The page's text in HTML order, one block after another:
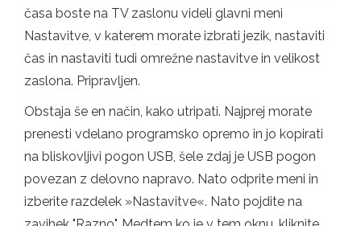
časa boste na TV zaslonu videli glavni meni
Nastavitve, v katerem morate izbrati jezik, nastaviti
čas in nastaviti tudi omrežne nastavitve in velikost
zaslona. Pripravljen.
Obstaja še en način, kako utripati. Najprej morate
prenesti vdelano programsko opremo in jo kopirati
na bliskovljivi pogon USB, šele zdaj je USB pogon
povezan z delovno napravo. Nato odprite meni in
izberite razdelek »Nastavitve«. Nato pojdite na